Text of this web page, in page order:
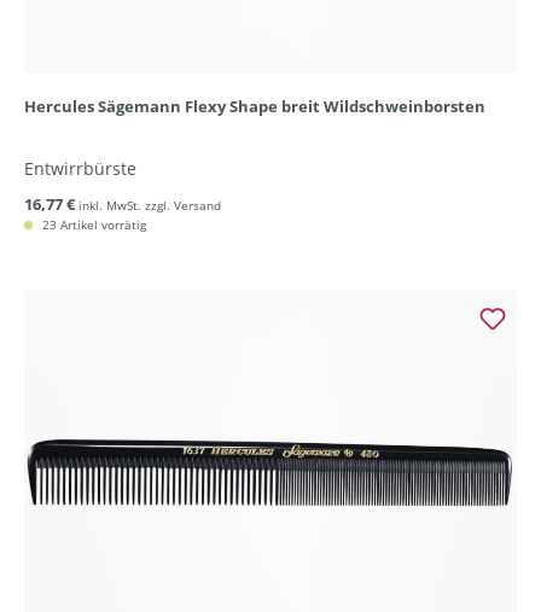
Hercules Sägemann Flexy Shape breit Wildschweinborsten
Entwirrbürste
16,77 € inkl. MwSt. zzgl. Versand
23 Artikel vorrätig